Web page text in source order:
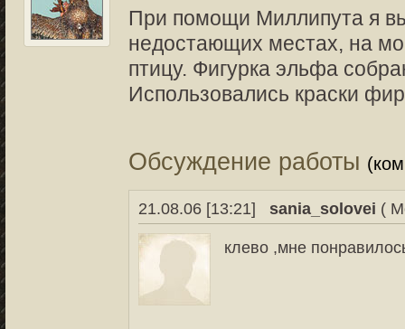
При помощи Миллипута я
недостающих местах, на
птицу. Фигурка эльфа
Использовались краски
Обсуждение работы
21.08.06 [13:21] sania_solovei (
клево ,мне